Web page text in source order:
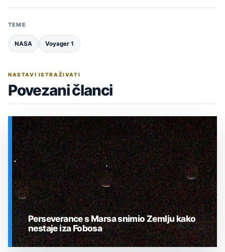
TEME
NASA Voyager 1
NASTAVI ISTRAŽIVATI
Povezani članci
Perseverance s Marsa snimio Zemlju kako
nestaje iza Fobosa